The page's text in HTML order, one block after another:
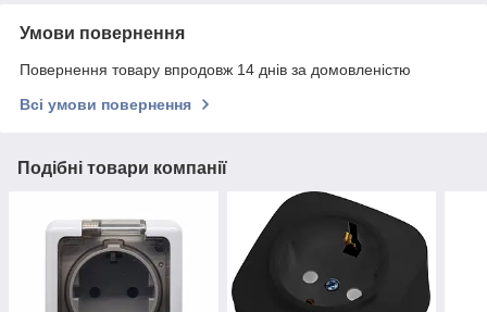
Умови повернення
Повернення товару впродовж 14 днів за домовленістю
Всі умови повернення
Подібні товари компанії